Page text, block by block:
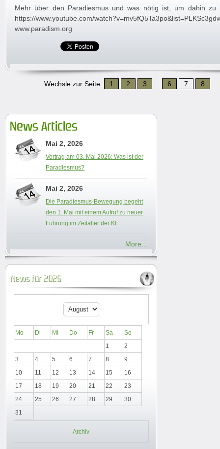
Mehr über den Paradiesmus und was nötig ist, um dahin zu
https://www.youtube.com/
www.paradism.org
Wechsle zur Seite 1 2 3 6 7 8
News Articles
Mai 2, 2026
Vortrag am 03. Mai 2026: Was ist der
Paradiesmus?
Mai 2, 2026
Die Paradiesmus-Bewegung begeht
den 1. Mai mit einem Aufruf zu neuer
Führung im Zeitalter der KI
More...
News für 2026
Mo Di Mi Do Fr Sa
So
1
2
3
4 5 6 7 8
9
10
11 12 13 14 15
16
17
18 19 20 21 22
23
24
25 26 27 28 29
30
31
Archiv